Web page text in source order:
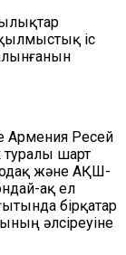
іс
Армения Ресей
туралы шарт
және АҚШ-
ақ ел
бірқатар
әлсіреуіне